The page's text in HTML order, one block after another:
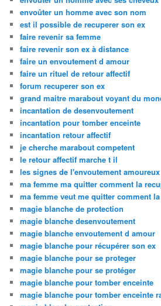
envoûter un homme avec son nom
est il possible de recuperer son ex
faire revenir sa femme
faire revenir son ex à distance
faire un envoutement d amour
faire un rituel de retour affectif
forum recuperer son ex
grand maitre marabout voyant du
incantation de desenvoutement
incantation pour tomber enceinte
incantation retour affectif
je cherche marabout competent
le retour affectif marche t il
les signes de l'envoutement amoureux
ma femme ma quitter comment la
ma femme veut me quitter comment
magie blanche de protection
magie blanche desenvoutement
magie blanche envoutement d amour
magie blanche pour récupérer son ex
magie blanche pour se proteger
magie blanche pour se protéger
magie blanche pour tomber enceinte
magie blanche pour tomber enceinte